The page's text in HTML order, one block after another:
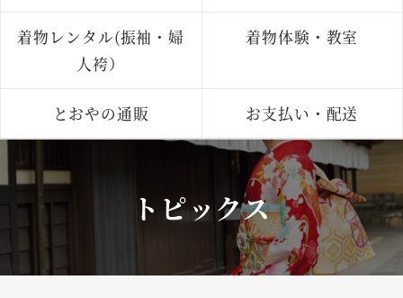
着物レンタル(振袖・婦
人袴）
着物体験・教室
とおやの通販 お支払い・配送
トピックス